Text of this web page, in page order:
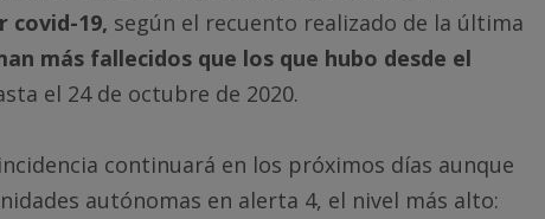
covid-19, según el recuento realizado de la última
más fallecidos que los que hubo desde el
el 24 de octubre de 2020.
continuará en los próximos días aunque
autónomas en alerta 4, el nivel más alto: